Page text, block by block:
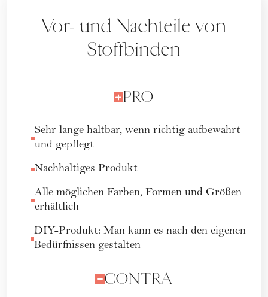
Vor- und Nachteile von
Stoffbinden
PRO
Sehr lange haltbar, wenn richtig aufbewahrt
und gepflegt
Nachhaltiges Produkt
Alle möglichen Farben, Formen und Größen
erhältlich
DIY-Produkt: Man kann es nach den eigenen
Bedürfnissen gestalten
CONTRA